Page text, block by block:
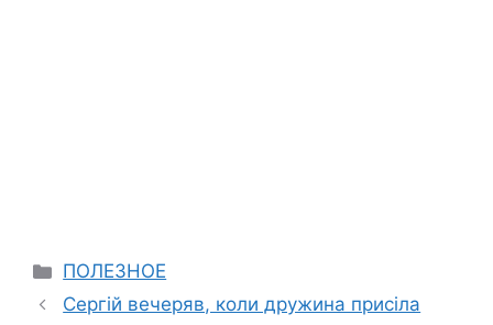
Categories
ПОЛЕЗНОЕ
Сергій вечеряв, коли дружина присіла